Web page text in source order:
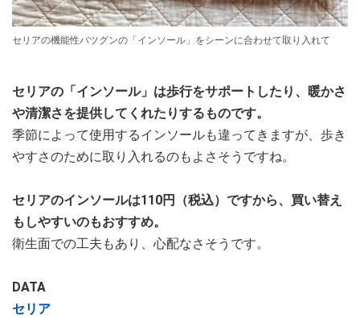
セリアの機能性バツグンの「インソール」をシーンに合わせて取り入れて
セリアの「インソール」は歩行をサポートしたり、暖かさ
や清潔さを提供してくれたりするものです。
季節によって使用するインソールも違ってきますが、歩き
やすさのために取り入れるのもよさそうですね。
セリアのインソールは110円（税込）ですから、買い替え
もしやすいのもおすすめ。
衛生面での工夫もあり、心配なさそうです。
DATA
セリア